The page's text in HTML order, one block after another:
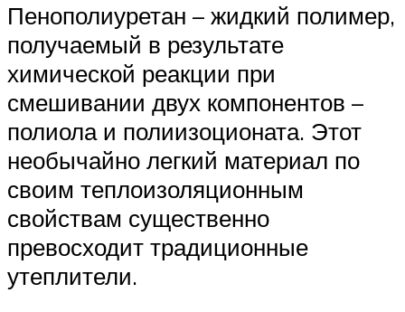
Пенополиуретан – жидкий полимер,
получаемый в результате
химической реакции при
смешивании двух компонентов –
полиола и полиизоционата. Этот
необычайно легкий материал по
своим теплоизоляционным
свойствам существенно
превосходит традиционные
утеплители.